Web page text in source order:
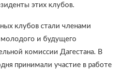
этих клубов.
клубов стали членами
молодого и будущего
комиссии Дагестана. В
принимали участие в работе